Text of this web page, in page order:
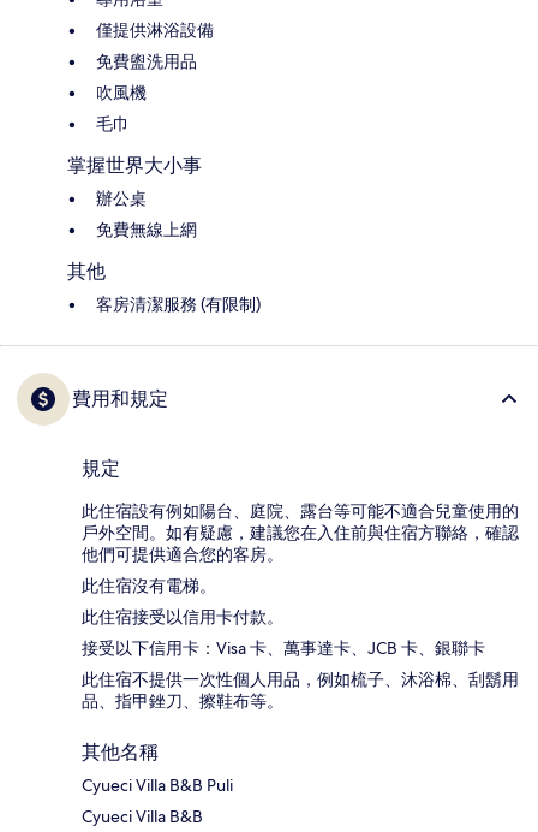
僅提供淋浴設備
免費盥洗用品
吹風機
毛巾
掌握世界大小事
辦公桌
免費無線上網
其他
客房清潔服務 (有限制)
費用和規定
規定
此住宿設有例如陽台、庭院、露台等可能不適合兒童使用的
戶外空間。如有疑慮，建議您在入住前與住宿方聯絡，確認
他們可提供適合您的客房。
此住宿沒有電梯。
此住宿接受以信用卡付款。
接受以下信用卡：Visa 卡、萬事達卡、JCB 卡、銀聯卡
此住宿不提供一次性個人用品，例如梳子、沐浴棉、刮鬍用
品、指甲銼刀、擦鞋布等。
其他名稱
Cyueci Villa B&B Puli
Cyueci Villa B&B